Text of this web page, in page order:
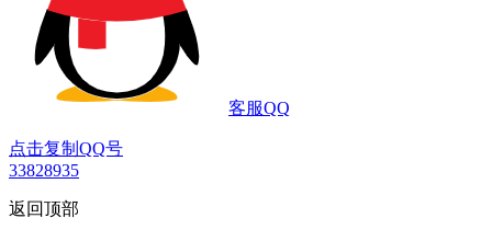
客服QQ
点击复制QQ号
33828935
返回顶部